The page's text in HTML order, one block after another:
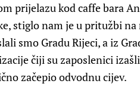
prijelazu kod caffe bara
stiglo nam je u pritužbi
smo Gradu Rijeci, a iz
čiji su zaposlenici
začepio odvodnu cijev.